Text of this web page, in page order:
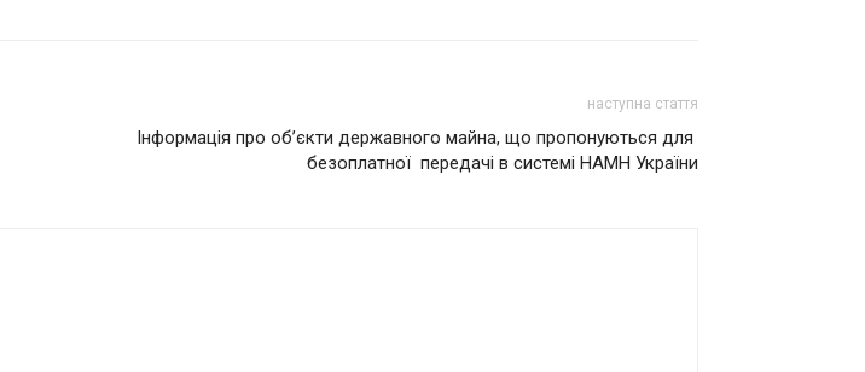
наступна стаття
Інформація про об’єкти державного майна, що пропонуються для
безоплатної передачі в системі НАМН України